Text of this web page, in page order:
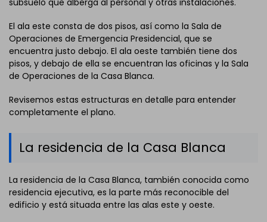
subsuelo que alberga al personal y otras instalaciones.
El ala este consta de dos pisos, así como la Sala de
Operaciones de Emergencia Presidencial, que se
encuentra justo debajo. El ala oeste también tiene dos
pisos, y debajo de ella se encuentran las oficinas y la Sala
de Operaciones de la Casa Blanca.
Revisemos estas estructuras en detalle para entender
completamente el plano.
La residencia de la Casa Blanca
La residencia de la Casa Blanca, también conocida como
residencia ejecutiva, es la parte más reconocible del
edificio y está situada entre las alas este y oeste.